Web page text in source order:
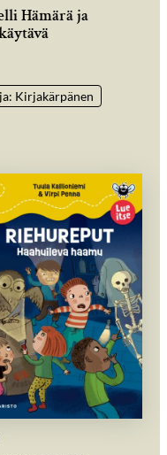
Hämärä ja
Kirjakärpänen